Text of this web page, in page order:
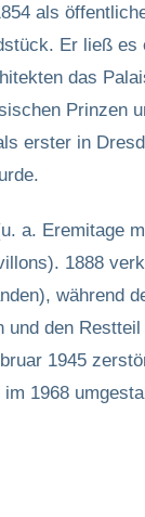
als
Er ließ es
das
Prinzen
erster in
a. Eremitage
1888
während
den
1945
1968